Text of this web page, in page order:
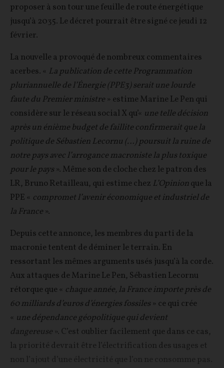
proposer à son tour une feuille de route énergétique
jusqu’à 2035. Le décret pourrait être signé ce jeudi 12
février.
La nouvelle a provoqué de nombreux commentaires
acerbes. « La publication de cette Programmation
pluriannuelle de l’Énergie (PPE3) serait une lourde
faute du Premier ministre » estime Marine Le Pen qui
considère sur le réseau social X qu’« une telle décision
après un énième budget de faillite confirmerait que la
politique de Sébastien Lecornu (…) poursuit la ruine de
notre pays avec l’arrogance macroniste la plus toxique
pour le pays ». Même son de cloche chez le patron des
LR, Bruno Retailleau, qui estime chez L’Opinionque la
PPE « compromet l’avenir économique et industriel de
la France ».
Depuis cette annonce, les membres du parti de la
macronie tentent de déminer le terrain. En
ressortant les mêmes arguments usés jusqu’à la corde.
Aux attaques de Marine Le Pen, Sébastien Lecornu
rétorque que « chaque année, la France importe près de
60 milliards d’euros d’énergies fossiles » ce qui crée
« une dépendance géopolitique qui devient
dangereuse ». C’est oublier facilement que dans ce cas,
la priorité devrait être l’électrification des usages et